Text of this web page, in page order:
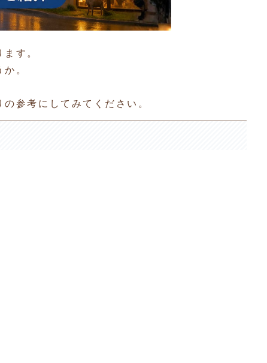
す。
。
参考にしてみてください。